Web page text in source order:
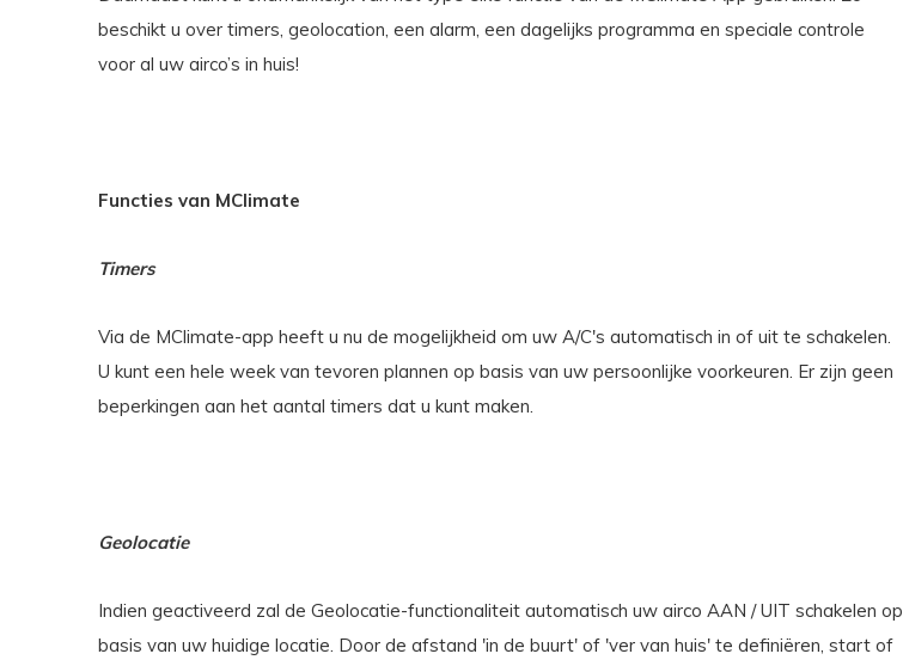
beschikt u over timers, geolocation, een alarm, een dagelijks programma en speciale controle
voor al uw airco’s in huis!
Functies van MClimate
Timers
Via de MClimate-app heeft u nu de mogelijkheid om uw A/C's automatisch in of uit te schakelen.
U kunt een hele week van tevoren plannen op basis van uw persoonlijke voorkeuren. Er zijn geen
beperkingen aan het aantal timers dat u kunt maken.
Geolocatie
Indien geactiveerd zal de Geolocatie-functionaliteit automatisch uw airco AAN / UIT schakelen op
basis van uw huidige locatie. Door de afstand 'in de buurt' of 'ver van huis' te definiëren, start of